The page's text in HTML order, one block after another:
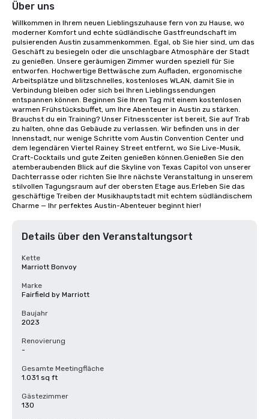
Über uns
Willkommen in Ihrem neuen Lieblingszuhause fern von zu Hause, wo
moderner Komfort und echte südländische Gastfreundschaft im
pulsierenden Austin zusammenkommen. Egal, ob Sie hier sind, um das
Geschäft zu besiegeln oder die unschlagbare Atmosphäre der Stadt
zu genießen. Unsere geräumigen Zimmer wurden speziell für Sie
entworfen. Hochwertige Bettwäsche zum Aufladen, ergonomische
Arbeitsplätze und blitzschnelles, kostenloses WLAN, damit Sie in
Verbindung bleiben oder sich bei Ihren Lieblingssendungen
entspannen können. Beginnen Sie Ihren Tag mit einem kostenlosen
warmen Frühstücksbuffet, um Ihre Abenteuer in Austin zu stärken.
Brauchst du ein Training? Unser Fitnesscenter ist bereit, Sie auf Trab
zu halten, ohne das Gebäude zu verlassen. Wir befinden uns in der
Innenstadt, nur wenige Schritte vom Austin Convention Center und
dem legendären Viertel Rainey Street entfernt, wo Sie Live-Musik,
Craft-Cocktails und gute Zeiten genießen können.Genießen Sie den
atemberaubenden Blick auf die Skyline von Texas Capitol von unserer
Dachterrasse oder richten Sie Ihre nächste Veranstaltung in unserem
stilvollen Tagungsraum auf der obersten Etage aus.Erleben Sie das
geschäftige Treiben der Musikhauptstadt mit echtem südländischem
Charme — Ihr perfektes Austin-Abenteuer beginnt hier!
Details über den Veranstaltungsort
Kette
Marriott Bonvoy
Marke
Fairfield by Marriott
Baujahr
2023
Renovierung
-
Gesamte Meetingfläche
1.031 sq ft
Gästezimmer
130